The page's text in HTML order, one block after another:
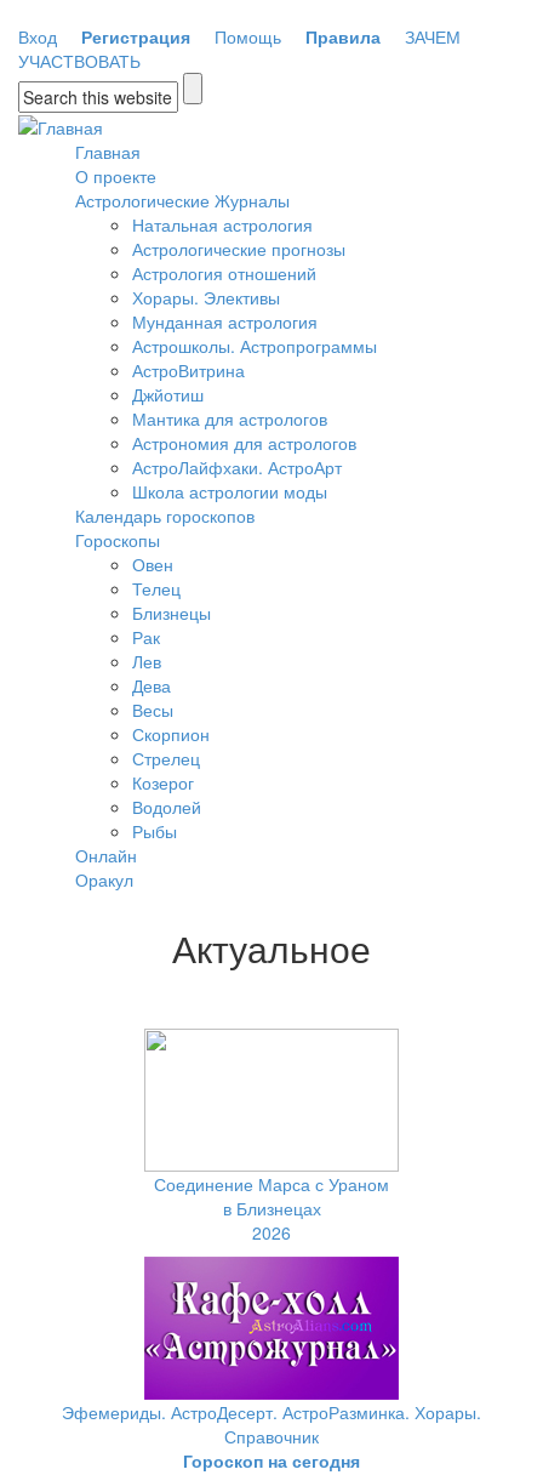
Вход
Регистрация Помощь Правила
ЗАЧЕМ
УЧАСТВОВАТЬ
Форма поиска
Главная
О проекте
Астрологические Журналы
Натальная астрология
Астрологические прогнозы
Астрология отношений
Хорары. Элективы
Мунданная астрология
Астрошколы. Астропрограммы
АстроВитрина
Джйотиш
Мантика для астрологов
Астрономия для астрологов
АстроЛайфхаки. АстроАрт
Школа астрологии моды
Календарь гороскопов
Гороскопы
Овен
Телец
Близнецы
Рак
Лев
Дева
Весы
Скорпион
Стрелец
Козерог
Водолей
Рыбы
Онлайн
Оракул
Актуальное
Соединение Марса с Ураном
в Близнецах
2026
Эфемериды. АстроДесерт. АстроРазминка. Хорары.
Справочник
Гороскоп на сегодня